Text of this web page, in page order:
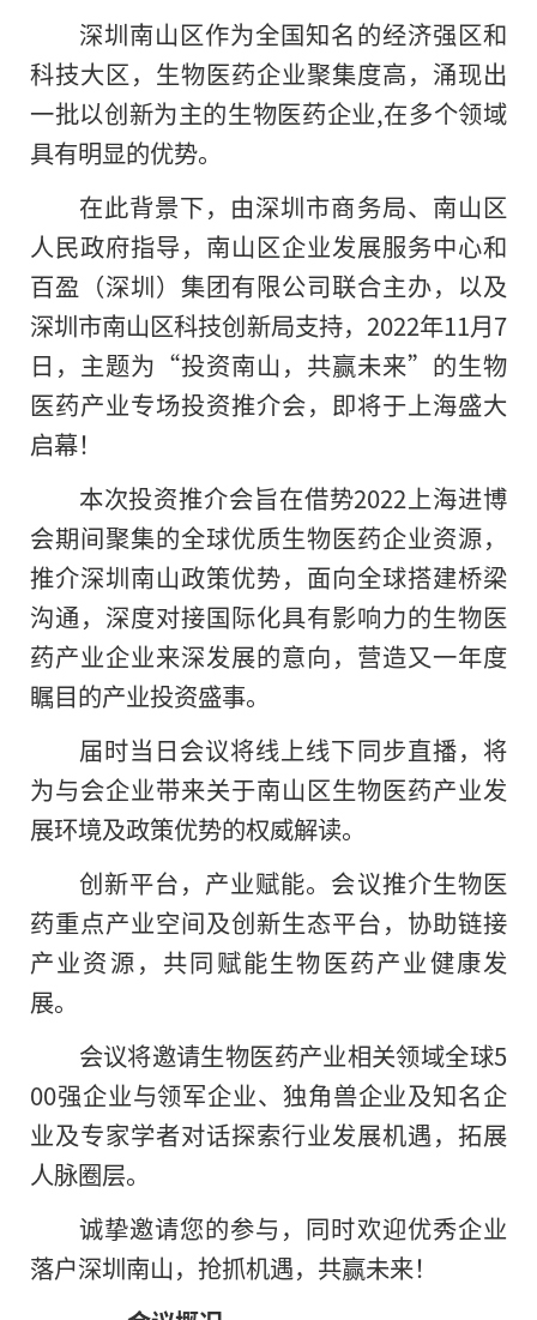
深圳南山区作为全国知名的经济强区和
科技大区，生物医药企业聚集度高，涌现出
一批以创新为主的生物医药企业,在多个领域
具有明显的优势。
在此背景下，由深圳市商务局、南山区
人民政府指导，南山区企业发展服务中心和
百盈（深圳）集团有限公司联合主办，以及
深圳市南山区科技创新局支持，2022年11月7
日，主题为“投资南山，共赢未来”的生物
医药产业专场投资推介会，即将于上海盛大
启幕！
本次投资推介会旨在借势2022上海进博
会期间聚集的全球优质生物医药企业资源，
推介深圳南山政策优势，面向全球搭建桥梁
沟通，深度对接国际化具有影响力的生物医
药产业企业来深发展的意向，营造又一年度
瞩目的产业投资盛事。
届时当日会议将线上线下同步直播，将
为与会企业带来关于南山区生物医药产业发
展环境及政策优势的权威解读。
创新平台，产业赋能。会议推介生物医
药重点产业空间及创新生态平台，协助链接
产业资源，共同赋能生物医药产业健康发
展。
会议将邀请生物医药产业相关领域全球5
00强企业与领军企业、独角兽企业及知名企
业及专家学者对话探索行业发展机遇，拓展
人脉圈层。
诚挚邀请您的参与，同时欢迎优秀企业
落户深圳南山，抢抓机遇，共赢未来！